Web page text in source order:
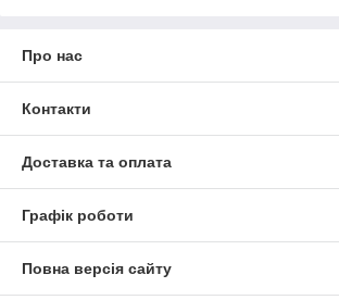
Про нас
Контакти
Доставка та оплата
Графік роботи
Повна версія сайту